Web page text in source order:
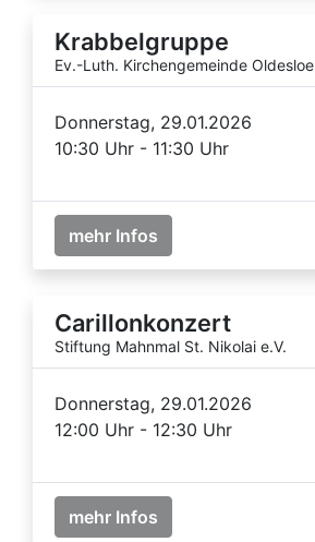
Krabbelgruppe
Ev.-Luth. Kirchengemeinde Oldesloe
Donnerstag, 29.01.2026
10:30 Uhr - 11:30 Uhr
mehr Infos
Carillonkonzert
Stiftung Mahnmal St. Nikolai e.V.
Donnerstag, 29.01.2026
12:00 Uhr - 12:30 Uhr
mehr Infos